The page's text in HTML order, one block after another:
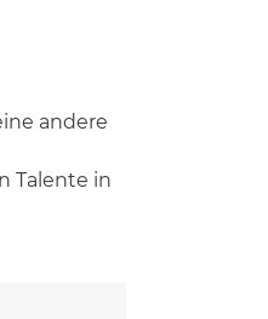
andere
Talente in